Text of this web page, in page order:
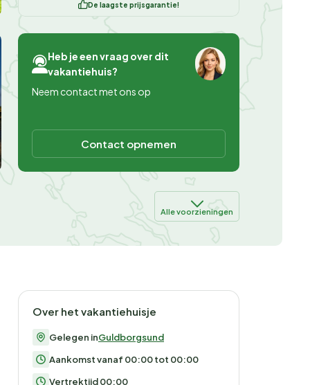
De laagste prijsgarantie!
Heb je een vraag over dit
vakantiehuis?
Neem contact met ons op
Contact opnemen
Alle voorzieningen
Over het vakantiehuisje
Gelegen inGuldborgsund
Aankomst vanaf 00:00 tot 00:00
Vertrektijd 00:00